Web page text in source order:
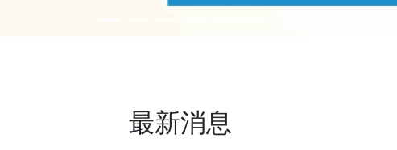
最新消息